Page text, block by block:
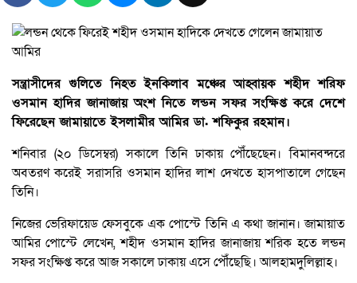
সন্ত্রাসীদের গুলিতে নিহত ইনকিলাব মঞ্চের আহ্বায়ক শহীদ শরিফ
ওসমান হাদির জানাজায় অংশ নিতে লন্ডন সফর সংক্ষিপ্ত করে দেশে
ফিরেছেন জামায়াতে ইসলামীর আমির ডা. শফিকুর রহমান।
শনিবার (২০ ডিসেম্বর) সকালে তিনি ঢাকায় পৌঁছেছেন। বিমানবন্দরে
অবতরণ করেই সরাসরি ওসমান হাদির লাশ দেখতে হাসপাতালে গেছেন
তিনি।
নিজের ভেরিফায়েড ফেসবুকে এক পোস্টে তিনি এ কথা জানান। জামায়াত
আমির পোস্টে লেখেন, শহীদ ওসমান হাদির জানাজায় শরিক হতে লন্ডন
সফর সংক্ষিপ্ত করে আজ সকালে ঢাকায় এসে পৌঁছেছি। আলহামদুলিল্লাহ।